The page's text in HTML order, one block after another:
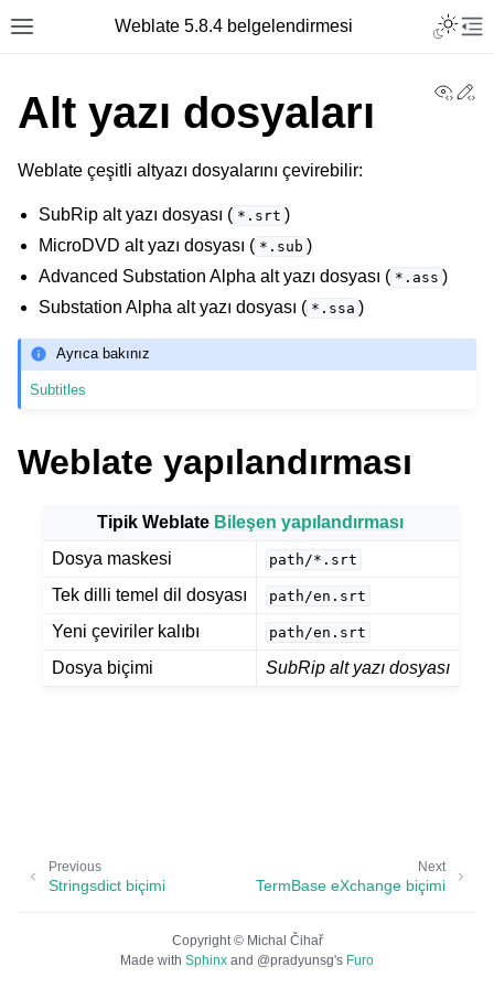
Toggle site navigation sidebar
Weblate 5.8.4 belgelendirmesi Toggle
Alt yazı dosyaları
Weblate çeşitli altyazı dosyalarını çevirebilir:
SubRip alt yazı dosyası ( *.srt )
MicroDVD alt yazı dosyası ( *.sub )
Advanced Substation Alpha alt yazı dosyası ( *.ass )
Substation Alpha alt yazı dosyası ( *.ssa )
Ayrıca bakınız
Subtitles
Weblate yapılandırması
Tipik Weblate Bileşen yapılandırması
Dosya maskesi
path/*.srt
Tek dilli temel dil dosyası path/en.srt
Yeni çeviriler kalıbı path/en.srt
Dosya biçimi SubRip alt yazı dosyası
Next
TermBase eXchange biçimi
Previous
Stringsdict biçimi
Copyright © Michal Čihař
Made with Sphinx and @pradyunsg's Furo